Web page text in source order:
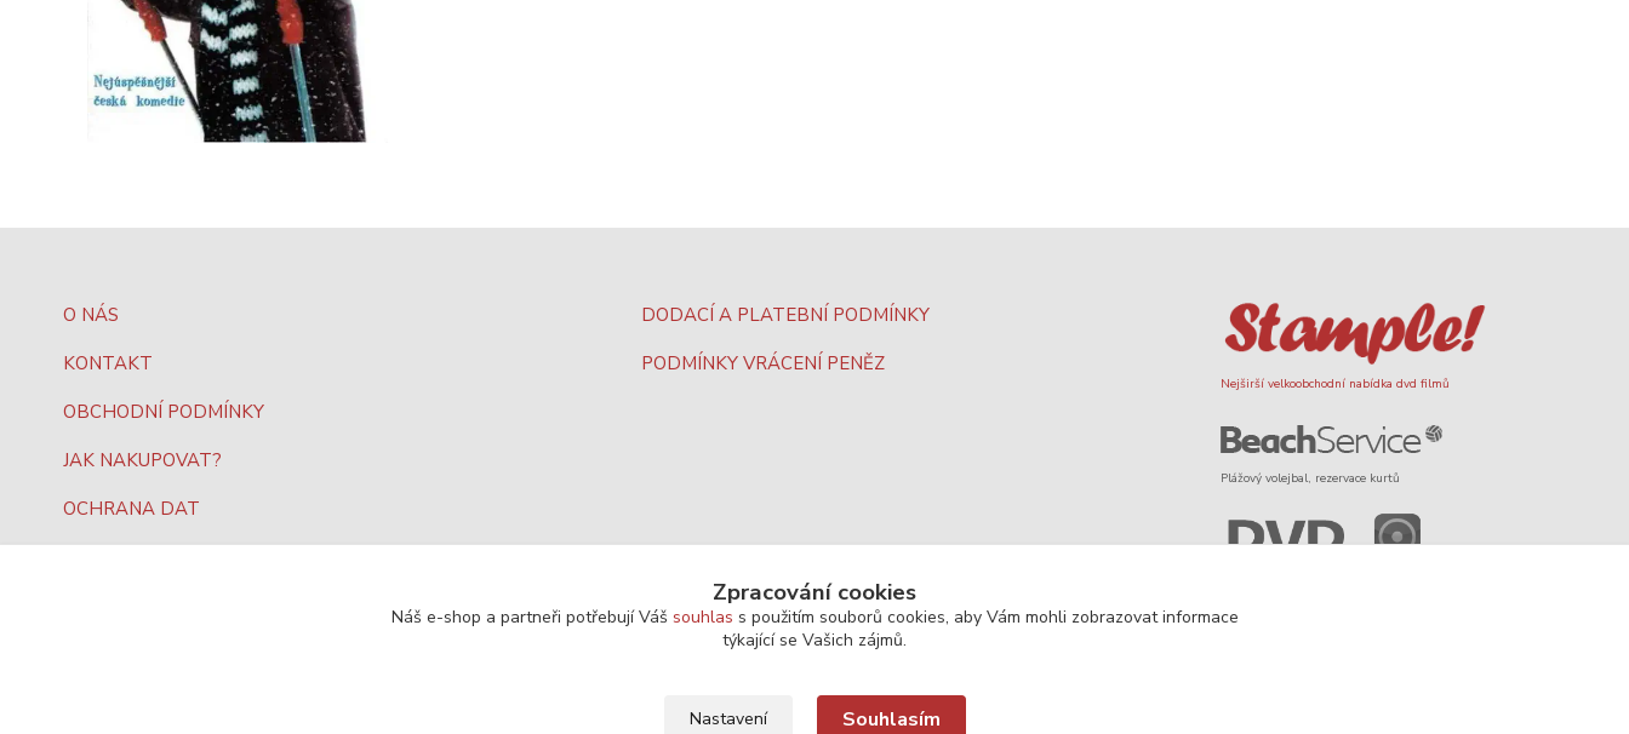
O NÁS
KONTAKT
OBCHODNÍ PODMÍNKY
JAK NAKUPOVAT?
OCHRANA DAT
DODACÍ A PLATEBNÍ PODMÍNKY
PODMÍNKY VRÁCENÍ PENĚZ
Nejširší velkoobchodní nabídka dvd filmů
Plážový volejbal, rezervace kurtů
Zpracování cookies
Náš e-shop a partneři potřebují Váš souhlas s použitím souborů cookies, aby Vám mohli zobrazovat informace
týkající se Vašich zájmů.
Nastavení Souhlasím